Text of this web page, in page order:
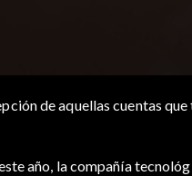
de aquellas cuentas
año, la compañía